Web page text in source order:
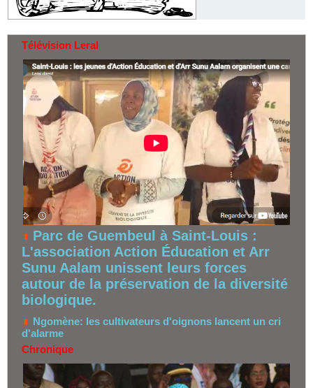
Télévision Leral
Parc de Guembeul à Saint-Louis :
L'association Action Éducation et Arr
Sunu Aalam unissent leurs forces
autour de la préservation de la diversité
biologique.
Ngomène: les cultivateurs d'oignons lancent un cri
d'alarme
Chronique